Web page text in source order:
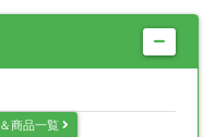
っくり眺めてみたいと思い
Marche 5」新作】
露出度が高いコスチュー
商品一覧